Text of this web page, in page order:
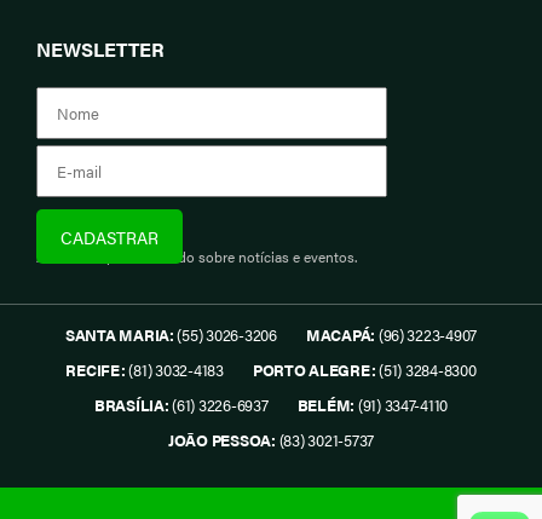
NEWSLETTER
Assine e fique informado sobre notícias e eventos.
SANTA MARIA:(55) 3026-3206 MACAPÁ: (96) 3223-4907
RECIFE:(81) 3032-4183 PORTO ALEGRE:(51) 3284-8300
BRASÍLIA:(61) 3226-6937 BELÉM: (91) 3347-4110
JOÃO PESSOA: (83) 3021-5737